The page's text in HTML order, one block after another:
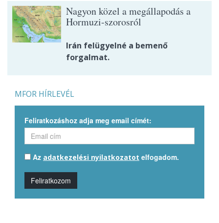
Nagyon közel a megállapodás a
Hormuzi-szorosról
Irán felügyelné a bemenő
forgalmat.
MFOR HÍRLEVÉL
Feliratkozáshoz adja meg email címét:
Az adatkezelési nyilatkozatot elfogadom.
Feliratkozom